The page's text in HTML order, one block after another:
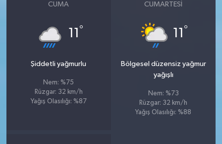
CUMA
11 °
Şiddetli yağmurlu
Nem: %75
Rüzgar: 32 km/h
Yağış Olasılığı: %87
CUMARTESI
11 °
Bölgesel düzensiz yağmur
yağışlı
Nem: %73
Rüzgar: 32 km/h
Yağış Olasılığı: %88